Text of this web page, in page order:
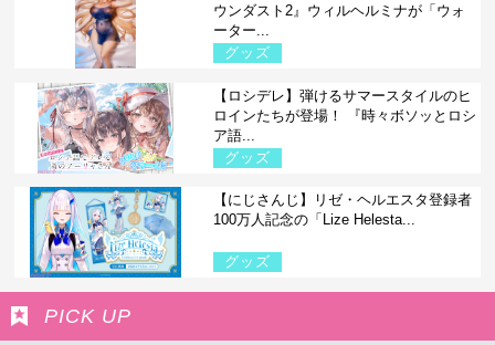
ウンダスト2』ウィルヘルミナが「ウォ
ーター...
グッズ
【ロシデレ】弾けるサマースタイルのヒ
ロインたちが登場！ 『時々ボソッとロシ
ア語...
グッズ
【にじさんじ】リゼ・ヘルエスタ登録者
100万人記念の「Lize Helesta...
グッズ
PICK UP